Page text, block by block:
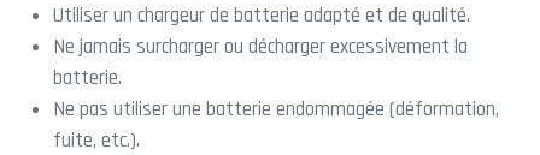
Utiliser un chargeur de batterie adapté et de qualité.
Ne jamais surcharger ou décharger excessivement la
batterie.
Ne pas utiliser une batterie endommagée (déformation,
fuite, etc.).